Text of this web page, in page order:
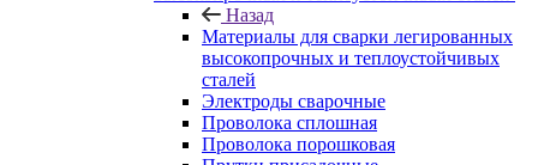
Назад
Материалы для сварки легированных
высокопрочных и теплоустойчивых
сталей
Электроды сварочные
Проволока сплошная
Проволока порошковая